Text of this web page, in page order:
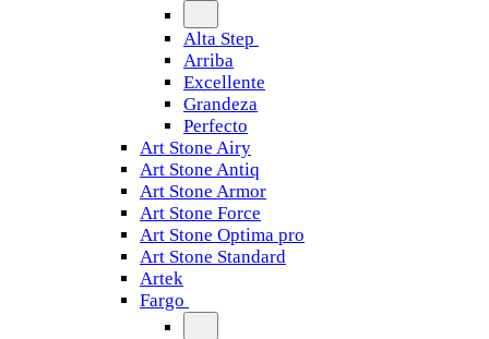
Alta Step
Arriba
Excellente
Grandeza
Perfecto
Art Stone Airy
Art Stone Antiq
Art Stone Armor
Art Stone Force
Art Stone Optima pro
Art Stone Standard
Artek
Fargo